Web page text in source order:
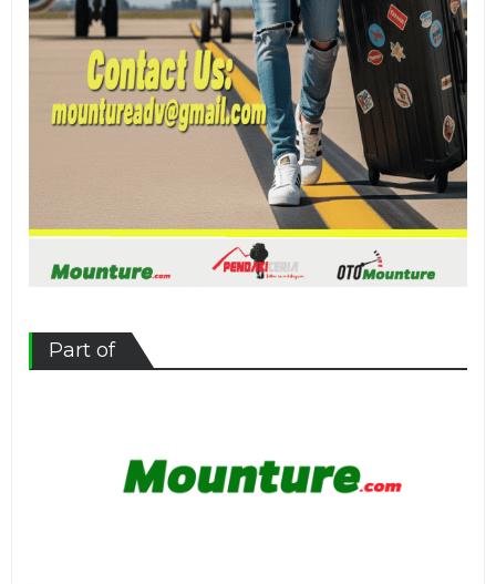
Part of